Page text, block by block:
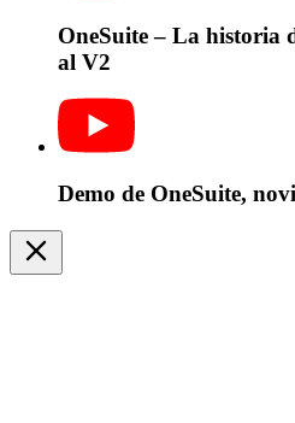
OneSuite – La historia
al V2
Demo de OneSuite,